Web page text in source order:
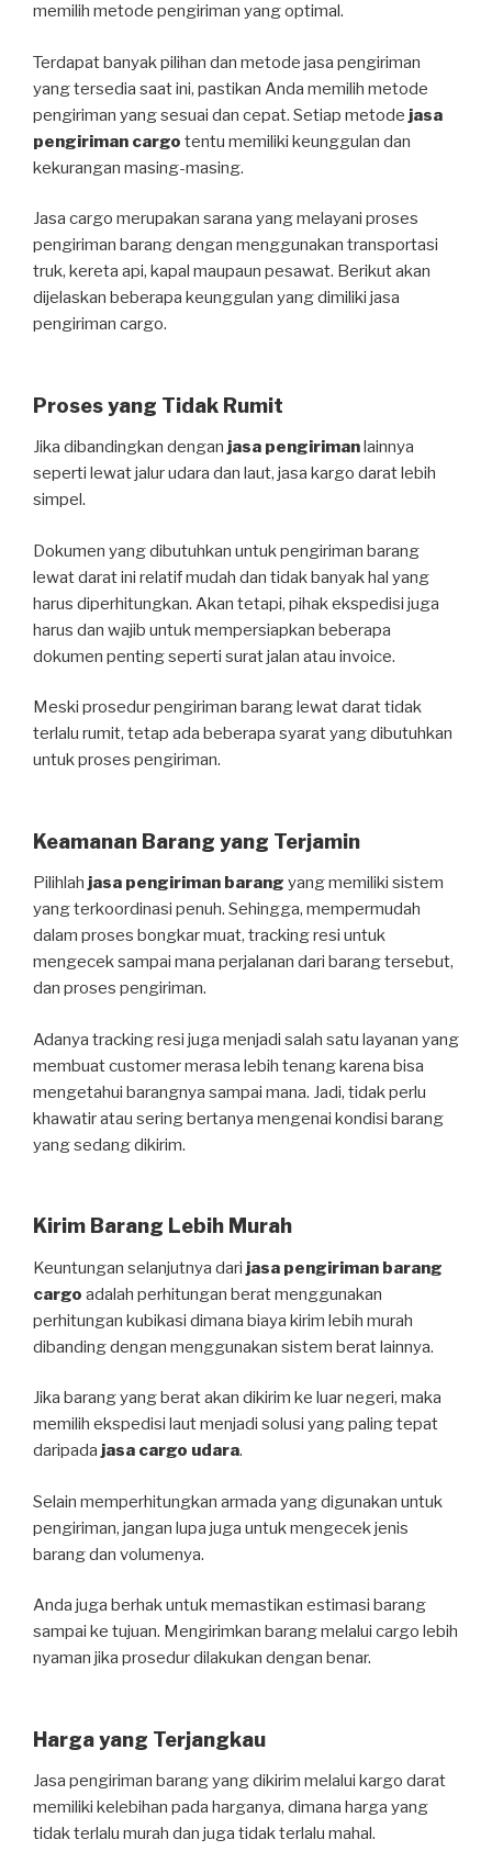
memilih metode pengiriman yang optimal.
Terdapat banyak pilihan dan metode jasa pengiriman
yang tersedia saat ini, pastikan Anda memilih metode
pengiriman yang sesuai dan cepat. Setiap metode jasa
pengiriman cargo tentu memiliki keunggulan dan
kekurangan masing-masing.
Jasa cargo merupakan sarana yang melayani proses
pengiriman barang dengan menggunakan transportasi
truk, kereta api, kapal maupaun pesawat. Berikut akan
dijelaskan beberapa keunggulan yang dimiliki jasa
pengiriman cargo.
Proses yang Tidak Rumit
Jika dibandingkan dengan jasa pengiriman lainnya
seperti lewat jalur udara dan laut, jasa kargo darat lebih
simpel.
Dokumen yang dibutuhkan untuk pengiriman barang
lewat darat ini relatif mudah dan tidak banyak hal yang
harus diperhitungkan. Akan tetapi, pihak ekspedisi juga
harus dan wajib untuk mempersiapkan beberapa
dokumen penting seperti surat jalan atau invoice.
Meski prosedur pengiriman barang lewat darat tidak
terlalu rumit, tetap ada beberapa syarat yang dibutuhkan
untuk proses pengiriman.
Keamanan Barang yang Terjamin
Pilihlah jasa pengiriman barang yang memiliki sistem
yang terkoordinasi penuh. Sehingga, mempermudah
dalam proses bongkar muat, tracking resi untuk
mengecek sampai mana perjalanan dari barang tersebut,
dan proses pengiriman.
Adanya tracking resi juga menjadi salah satu layanan yang
membuat customer merasa lebih tenang karena bisa
mengetahui barangnya sampai mana. Jadi, tidak perlu
khawatir atau sering bertanya mengenai kondisi barang
yang sedang dikirim.
Kirim Barang Lebih Murah
Keuntungan selanjutnya dari jasa pengiriman barang
cargo adalah perhitungan berat menggunakan
perhitungan kubikasi dimana biaya kirim lebih murah
dibanding dengan menggunakan sistem berat lainnya.
Jika barang yang berat akan dikirim ke luar negeri, maka
memilih ekspedisi laut menjadi solusi yang paling tepat
daripada jasa cargo udara.
Selain memperhitungkan armada yang digunakan untuk
pengiriman, jangan lupa juga untuk mengecek jenis
barang dan volumenya.
Anda juga berhak untuk memastikan estimasi barang
sampai ke tujuan. Mengirimkan barang melalui cargo lebih
nyaman jika prosedur dilakukan dengan benar.
Harga yang Terjangkau
Jasa pengiriman barang yang dikirim melalui kargo darat
memiliki kelebihan pada harganya, dimana harga yang
tidak terlalu murah dan juga tidak terlalu mahal.